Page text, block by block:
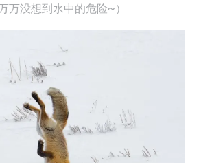
万没想到水中的危险~）